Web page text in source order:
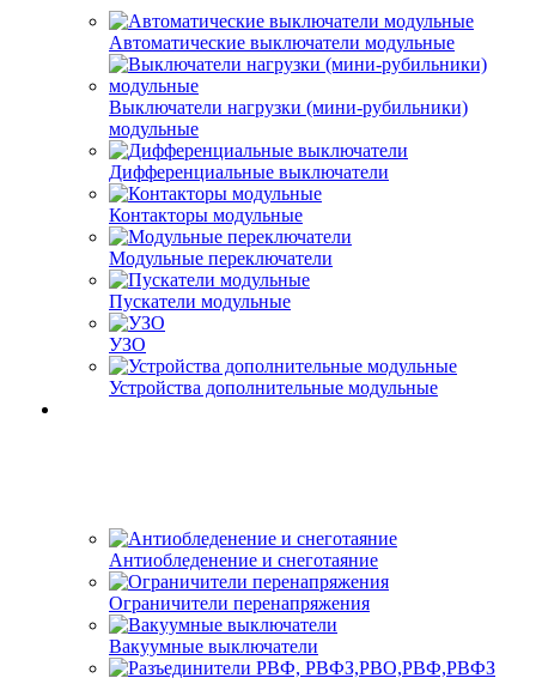
Автоматические выключатели модульные
Выключатели нагрузки (мини-рубильники)
модульные
Дифференциальные выключатели
Контакторы модульные
Модульные переключатели
Пускатели модульные
УЗО
Устройства дополнительные модульные
Антиобледенение и снеготаяние
Ограничители перенапряжения
Вакуумные выключатели